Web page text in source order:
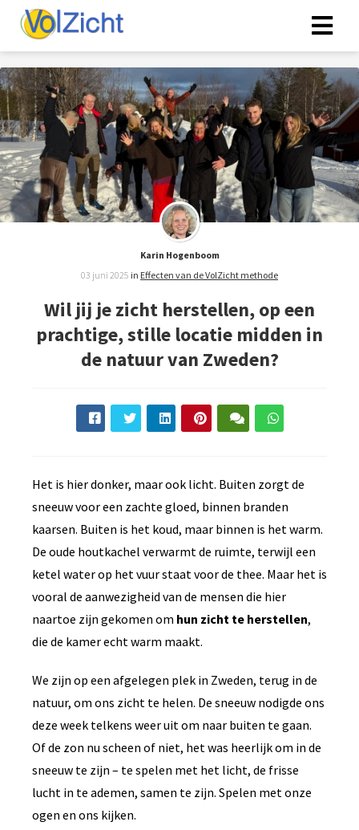
Karin Hogenboom
03 juni 2025 in Effecten van de VolZicht methode
Wil jij je zicht herstellen, op een
prachtige, stille locatie midden in
de natuur van Zweden?
Het is hier donker, maar ook licht. Buiten zorgt de
sneeuw voor een zachte gloed, binnen branden
kaarsen. Buiten is het koud, maar binnen is het warm.
De oude houtkachel verwarmt de ruimte, terwijl een
ketel water op het vuur staat voor de thee. Maar het is
vooral de aanwezigheid van de mensen die hier
naartoe zijn gekomen om hun zicht te herstellen,
die de kamer echt warm maakt.
We zijn op een afgelegen plek in Zweden, terug in de
natuur, om ons zicht te helen. De sneeuw nodigde ons
deze week telkens weer uit om naar buiten te gaan.
Of de zon nu scheen of niet, het was heerlijk om in de
sneeuw te zijn – te spelen met het licht, de frisse
lucht in te ademen, samen te zijn. Spelen met onze
ogen en ons kijken.